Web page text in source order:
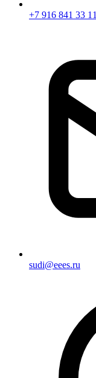
+7 916 841 33 11
sudi@eees.ru